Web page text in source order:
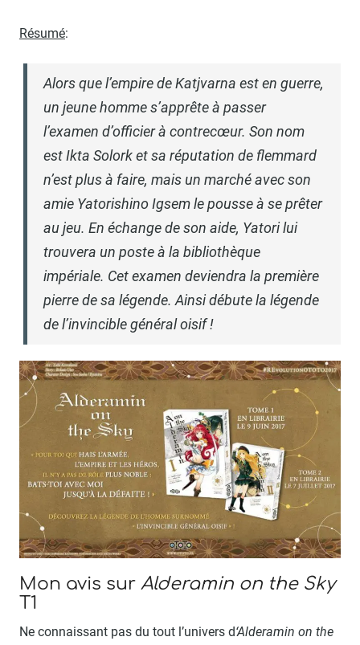
Résumé:
Alors que l’empire de Katjvarna est en guerre,
un jeune homme s’apprête à passer
l’examen d’officier à contrecœur. Son nom
est Ikta Solork et sa réputation de flemmard
n’est plus à faire, mais un marché avec son
amie Yatorishino Igsem le pousse à se prêter
au jeu. En échange de son aide, Yatori lui
trouvera un poste à la bibliothèque
impériale. Cet examen deviendra la première
pierre de sa légende. Ainsi débute la légende
de l’invincible général oisif !
Mon avis sur Alderamin on the Sky
T1
Ne connaissant pas du tout l’univers d‘Alderamin on the